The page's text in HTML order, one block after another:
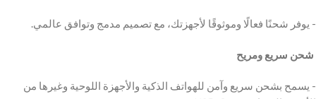
‫- يوفر شحنًا فعالًا وموثوقًا لأجهزتك، مع تصميم مدمج وتوافق عالمي.
‫ شحن سريع ومريح
‫- يسمح بشحن سريع وآمن للهواتف الذكية والأجهزة اللوحية وغيرها من